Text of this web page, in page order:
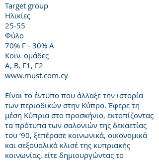
Target group
Ηλικίες
25-55
Φύλο
70% Γ - 30% Α
Κοιν. ομάδες
Α, Β, Γ1, Γ2
www.must.com.cy
Είναι το έντυπο που άλλαξε την ιστορία
των περιοδικών στην Κύπρο. Έφερε τη
μέση Κύπρια στο προσκήνιο, εκτοπίζοντας
τα πρότυπα των σαλονιών της δεκαετίας
του ’90, ξεπέρασε κοινωνικά, οικονομικά
και σεξουαλικά κλισέ της κυπριακής
κοινωνίας, είτε δημιουργώντας το